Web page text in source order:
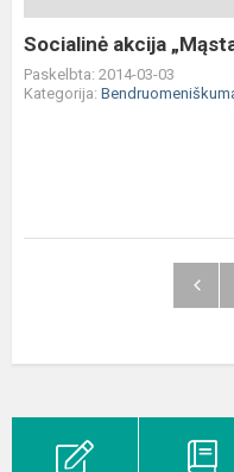
Socialinė akcija
Paskelbta: 2014-03-03
Kategorija: